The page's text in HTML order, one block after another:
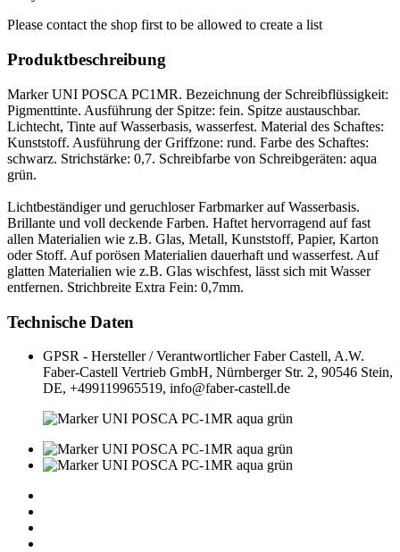
Please contact the shop first to be allowed to create a list
Produktbeschreibung
Marker UNI POSCA PC1MR. Bezeichnung der Schreibflüssigkeit:
Pigmenttinte. Ausführung der Spitze: fein. Spitze austauschbar.
Lichtecht, Tinte auf Wasserbasis, wasserfest. Material des Schaftes:
Kunststoff. Ausführung der Griffzone: rund. Farbe des Schaftes:
schwarz. Strichstärke: 0,7. Schreibfarbe von Schreibgeräten: aqua
grün.
Lichtbeständiger und geruchloser Farbmarker auf Wasserbasis.
Brillante und voll deckende Farben. Haftet hervorragend auf fast
allen Materialien wie z.B. Glas, Metall, Kunststoff, Papier, Karton
oder Stoff. Auf porösen Materialien dauerhaft und wasserfest. Auf
glatten Materialien wie z.B. Glas wischfest, lässt sich mit Wasser
entfernen. Strichbreite Extra Fein: 0,7mm.
Technische Daten
GPSR - Hersteller / Verantwortlicher Faber Castell, A.W.
Faber-Castell Vertrieb GmbH, Nürnberger Str. 2, 90546 Stein,
DE, +499119965519, info@faber-castell.de